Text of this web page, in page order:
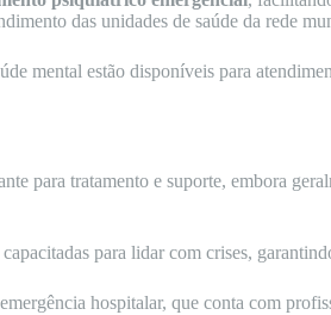
das unidades de saúde da rede
mental estão disponíveis para
para tratamento e suporte, embora
para lidar com crises,
hospitalar, que conta com